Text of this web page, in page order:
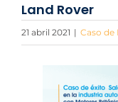
Land Rover
21 abril 2021 | Caso de